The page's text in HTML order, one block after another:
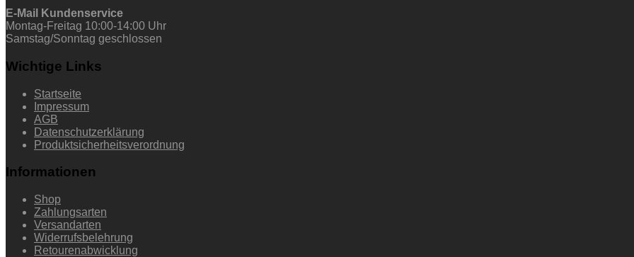
E-Mail Kundenservice
Montag-Freitag 10:00-14:00 Uhr
Samstag/Sonntag geschlossen
Wichtige Links
Startseite
Impressum
AGB
Datenschutzerklärung
Produktsicherheitsverordnung
Informationen
Shop
Zahlungsarten
Versandarten
Widerrufsbelehrung
Retourenabwicklung